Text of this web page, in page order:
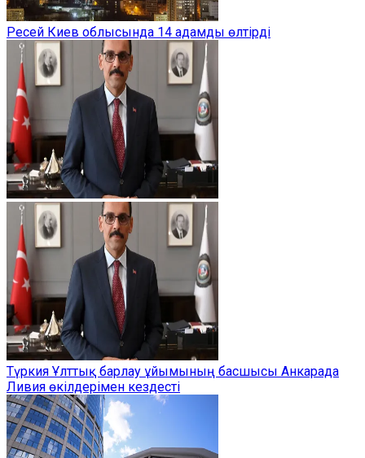
Ресей Киев облысында 14 адамды өлтірді
Түркия Ұлттық барлау ұйымының басшысы Анкарада
Ливия өкілдерімен кездесті